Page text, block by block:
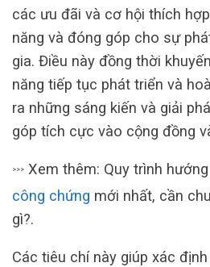
các ưu đãi và cơ hội thích
năng và đóng góp cho sự
gia. Điều này đồng thời
năng tiếp tục phát triển và
ra những sáng kiến và giải
góp tích cực vào cộng đồng
>>> Xem thêm: Quy trình
công chứng mới nhất, cần
gì?.
Các tiêu chí này giúp xác